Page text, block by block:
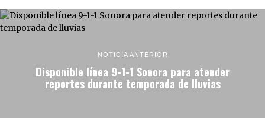
NOTICIA ANTERIOR
Disponible línea 9-1-1 Sonora para atender
reportes durante temporada de lluvias